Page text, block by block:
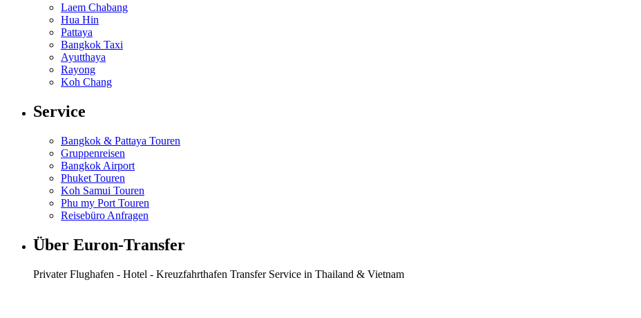
Laem Chabang
Hua Hin
Pattaya
Bangkok Taxi
Ayutthaya
Rayong
Koh Chang
Service
Bangkok & Pattaya Touren
Gruppenreisen
Bangkok Airport
Phuket Touren
Koh Samui Touren
Phu my Port Touren
Reisebüro Anfragen
Über Euron-Transfer
Privater Flughafen - Hotel - Kreuzfahrthafen Transfer Service in Thailand & Vietnam